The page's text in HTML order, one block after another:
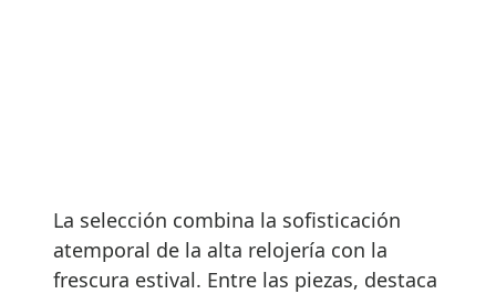
La selección combina la sofisticación
atemporal de la alta relojería con la
frescura estival. Entre las piezas, destaca